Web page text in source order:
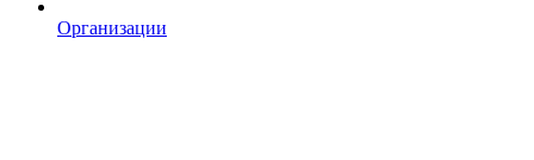
Организации